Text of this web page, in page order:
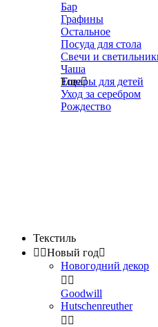
Бар
Графины
Остальное
Посуда для стола
Свечи и
Чаша
Товары для детей
Уход за серебром
Рождество
Еще
Текстиль
 Новый год
Новогодний декор
 
Goodwill
Hutschenreuther
 